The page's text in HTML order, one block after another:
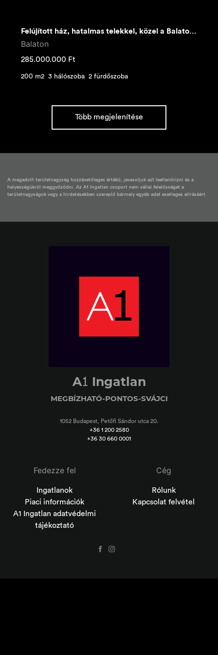
Felújított ház, hatalmas telekkel, közel a Balatonhoz
Balaton
285.000.000 Ft
200 m2 3 hálószoba 2 fürdőszoba
Több megjelenítése
A megadott területnagyság hozzávetőleges értékű, javasoljuk azt leellenőrizni és a
helyességükről meggyőződni. Az A1 Ingatlan csoport nem vállal felelősséget a
területnagyságok vagy a hirdetésekben szereplő bármely egyéb adat esetleges elírásáért.
A1 Ingatlan
MEGBÍZHATÓ-PONTOS-SVÁJCI
1052 Budapest, Petőfi Sándor utca 20.
+36 1 200 2580
+36 30 660 0001
Fedezze fel
Ingatlanok
Piaci információk
A1 Ingatlan adatvédelmi
tájékoztató
Cég
Rólunk
Kapcsolat felvétel